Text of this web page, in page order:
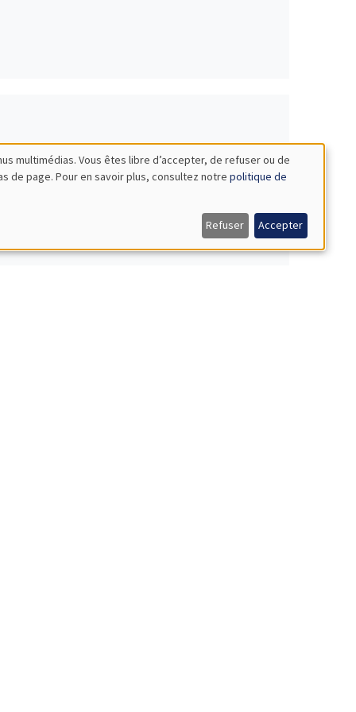
multimédias. Vous êtes libre d’accepter, de refuser ou de
de page. Pour en savoir plus, consultez notre politique de
Refuser Accepter